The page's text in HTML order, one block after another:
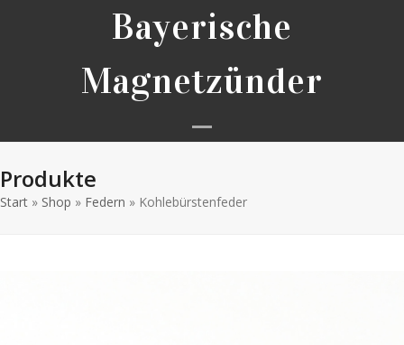
Bayerische
Magnetzünder
Open
menu
Close
menu
Produkte
Start » Shop » Federn » Kohlebürstenfeder